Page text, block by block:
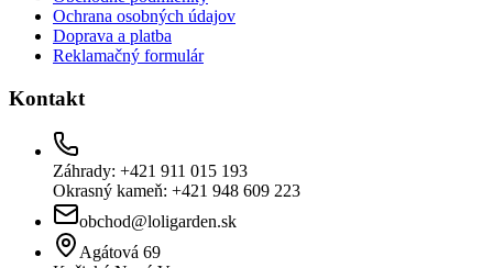
Ochrana osobných údajov
Doprava a platba
Reklamačný formulár
Kontakt
Záhrady: +421 911 015 193
Okrasný kameň: +421 948 609 223
obchod@loligarden.sk
Agátová 69